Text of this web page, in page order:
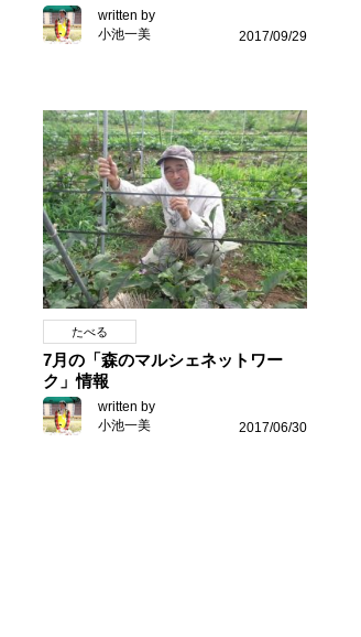
written by
小池一美
2017/09/29
たべる
7月の「森のマルシェネットワー
ク」情報
written by
小池一美
2017/06/30